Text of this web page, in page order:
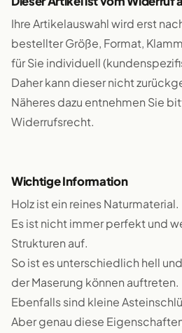
Ihre Artikelauswahl wird erst
bestellter Größe, Format,
für Sie individuell
Daher kann dieser nicht
Näheres dazu entnehmen Sie
Widerrufsrecht.
Wichtige Information
Holz ist ein reines Naturmaterial.
Es ist nicht immer perfekt und
Strukturen auf.
So ist es unterschiedlich hell
der Maserung können auftreten.
Ebenfalls sind kleine
Aber genau diese